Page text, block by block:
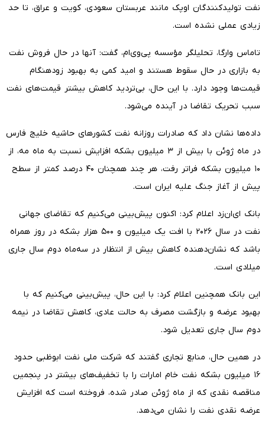
نفت تولیدکنندگان اوپک مانند عربستان سعودی، کویت و عراق، تا حد
زیادی عملی نشده است.
تاماس وارگا، تحلیلگر مؤسسه پی‌وی‌ام، گفت: آنها در حال فروش نفت
به بازاری در حال سقوط هستند و امید کمی به بهبود زودهنگام
قیمت‌ها وجود دارد. با این حال، بی‌تردید کاهش بیشتر قیمت‌های نفت
سبب تحریک تقاضا در آینده می‌شود.
داده‌ها نشان داد که صادرات روزانه نفت کشورهای حاشیه خلیج فارس
در ماه ژوئن با بیش از ۳ میلیون بشکه افزایش نسبت به ماه مه، از
۱۰ میلیون بشکه فراتر رفت، هر چند همچنان ۴۰ درصد کمتر از سطح
پیش از آغاز جنگ علیه ایران است.
بانک ای‌ان‌زد اعلام کرد: اکنون پیش‌بینی می‌کنیم که تقاضای جهانی
نفت در سال ۲۰۲۶ با افت یک میلیون و ۵۰۰ هزار بشکه در روز همراه
باشد که نشان‌دهنده کاهش بیش از انتظار در سه‌ماه دوم سال جاری
میلادی است.
این بانک همچنین اعلام کرد: با این حال، پیش‌بینی می‌کنیم که با
بهبود عرضه و بازگشت مصرف به حالت عادی، کاهش تقاضا در نیمه
دوم سال جاری تعدیل شود.
در همین حال، منابع تجاری گفتند که شرکت ملی نفت ابوظبی حدود
۱۶ میلیون بشکه نفت خام امارات را با تخفیف‌های بیشتر در پنجمین
مناقصه نقدی که از ماه ژوئن صادر شده، فروخته است که افزایش
عرضه نقدی نفت را نشان می‌دهد.